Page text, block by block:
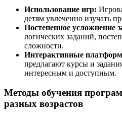
Использование игр:
детям увлеченно изучать
Постепенное усложнение
логических заданий,
сложности.
Интерактивные
предлагают курсы и
интересным и доступным.
Методы обучения
разных возрастов